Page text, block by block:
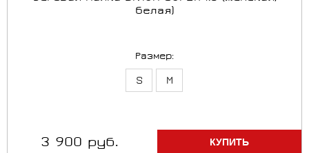
белая)
Размер:
S M
3 900 руб.